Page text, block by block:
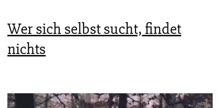
Wer sich selbst sucht, findet
nichts